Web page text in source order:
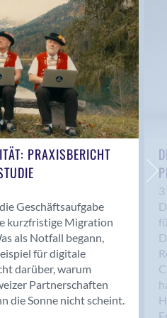
PRAXISBERICHT
Geschäftsaufgabe
kurzfristige Migration
als Notfall begann,
für digitale
darüber, warum
Partnerschaften
die Sonne nicht scheint.